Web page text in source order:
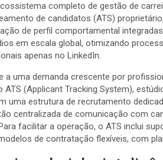
completo de gestão de
de candidatos (ATS)
de perfil comportamental
em escala global, otimizando
apenas no LinkedIn.
a uma demanda crescente por
ATS (Applicant Tracking System),
uma estrutura de recrutamento
centralizada de comunicação com
facilitar a operação, o ATS inclui
de contratação flexíveis, com